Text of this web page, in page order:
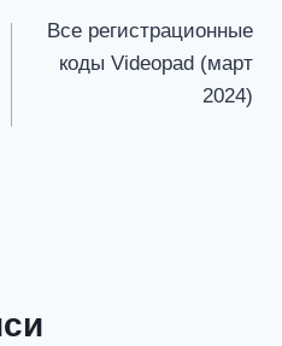
Все регистрационные
коды Videopad (март
2024)